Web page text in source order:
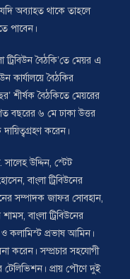
অব্যাহত থাকে তাহলে
পাবেন।
ট্রিবিউন বৈঠকি’তে মেয়র এ
কার্যালয়ে বৈঠকির
শীর্ষক বৈঠকিতে মেয়রের
বছরের ৬ মে ঢাকা উত্তর
করেন।
উদ্দিন, স্টেট
বাংলা ট্রিবিউনের
সম্পাদক জাফর সোবহান,
বাংলা ট্রিবিউনের
ও কলামিস্ট প্রভাষ আমিন।
করেন। সম্প্রচার সহযোগী
টেলিভিশন। প্রায় পৌণে দুই